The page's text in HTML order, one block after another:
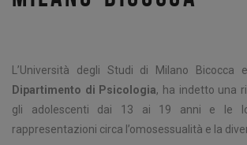
L’Università degli Studi di Milano Bicocca
Dipartimento di Psicologia, ha indetto una
gli adolescenti dai 13 ai 19 anni e le
rappresentazioni circa l’omosessualità e la